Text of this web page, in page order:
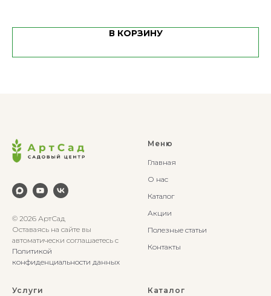
В КОРЗИНУ
© 2026 АртСад
Оставаясь на сайте вы
автоматически соглашаетесь с
Политикой
конфиденциальности данных
Меню
Главная
О нас
Каталог
Акции
Полезные статьи
Контакты
Услуги Каталог